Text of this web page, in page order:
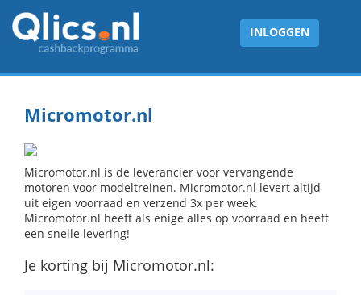
INLOGGEN
Micromotor.nl
Micromotor.nl is de leverancier voor vervangende
motoren voor modeltreinen. Micromotor.nl levert altijd
uit eigen voorraad en verzend 3x per week.
Micromotor.nl heeft als enige alles op voorraad en heeft
een snelle levering!
Je korting bij Micromotor.nl: